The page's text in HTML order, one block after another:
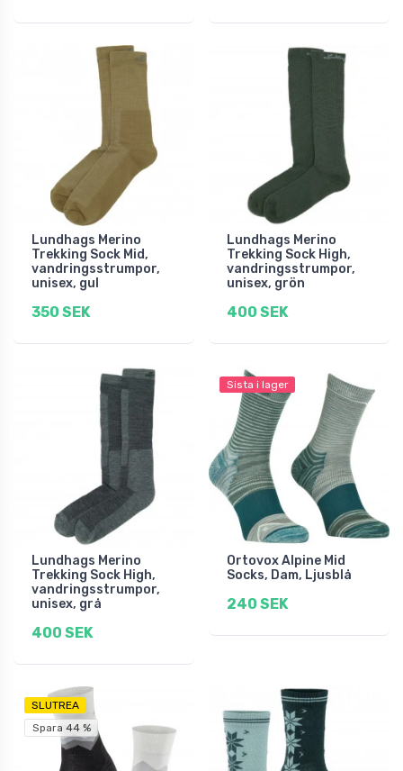
Lundhags Merino
Trekking Sock Mid,
vandringsstrumpor,
unisex, gul
350 SEK
Lundhags Merino
Trekking Sock High,
vandringsstrumpor,
unisex, grön
400 SEK
Lundhags Merino
Trekking Sock High,
vandringsstrumpor,
unisex, grå
400 SEK
Sista i lager
Ortovox Alpine Mid
Socks, Dam, Ljusblå
240 SEK
SLUTREA
Spara 44 %